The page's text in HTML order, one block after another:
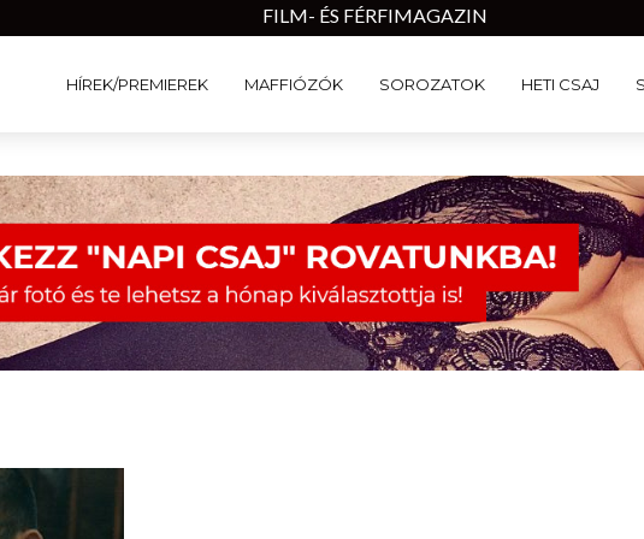
FILM- ÉS FÉRFIMAGAZIN
HÍREK/PREMIEREK MAFFIÓZÓK SOROZATOK HETI CSAJ